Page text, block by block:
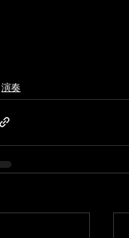
演奏